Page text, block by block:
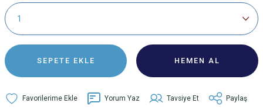
SEPETE EKLE HEMEN AL
Yorum Yaz Tavsiye Et Paylaş